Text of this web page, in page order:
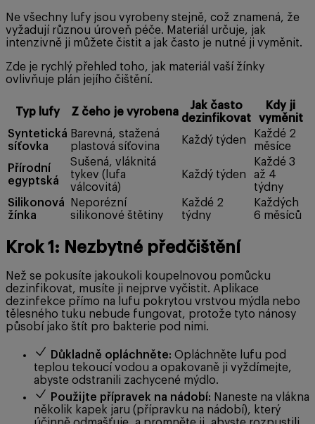
Ne všechny lufy jsou vyrobeny stejně, což znamená, že
vyžadují různou úroveň péče. Materiál určuje, jak
intenzivně ji můžete čistit a jak často je nutné ji vyměnit.
Zde je rychlý přehled toho, jak materiál vaší žínky
ovlivňuje plán jejího čištění.
Typ lufy Z čeho je vyrobena
Jak často
dezinfikovat
Kdy ji
vyměnit
Syntetická
síťovka
Barevná, stažená
plastová síťovina
Každý týden
Každé 2
měsíce
Přírodní
egyptská
Sušená, vláknitá
tykev (lufa
válcovitá)
Každý týden
Každé 3
až 4
týdny
Silikonová
žínka
Neporézní
silikonové štětiny
Každé 2
týdny
Každých
6 měsíců
Krok 1: Nezbytné předčištění
Než se pokusíte jakoukoli koupelnovou pomůcku
dezinfikovat, musíte ji nejprve vyčistit. Aplikace
dezinfekce přímo na lufu pokrytou vrstvou mýdla nebo
tělesného tuku nebude fungovat, protože tyto nánosy
působí jako štít pro bakterie pod nimi.
Důkladně opláchněte: Opláchněte lufu pod
teplou tekoucí vodou a opakovaně ji vyždímejte,
abyste odstranili zachycené mýdlo.
Použijte přípravek na nádobí: Naneste na vlákna
několik kapek jaru (přípravku na nádobí), který